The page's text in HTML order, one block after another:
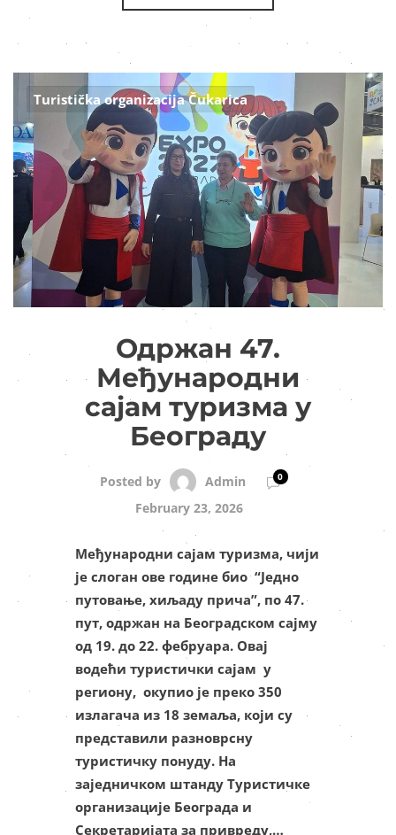
Turistička organizacija Čukarica
Одржан 47.
Међународни
сајам туризма у
Београду
Posted by Admin 0
February 23, 2026
Међународни сајам туризма, чији
је слоган ове године био “Једно
путовање, хиљаду прича”, по 47.
пут, одржан на Београдском сајму
од 19. до 22. фебруара. Овај
водећи туристички сајам у
региону, окупио је преко 350
излагача из 18 земаља, који су
представили разноврсну
туристичку понуду. На
заједничком штанду Туристичке
организације Београда и
Секретаријата за привреду,…